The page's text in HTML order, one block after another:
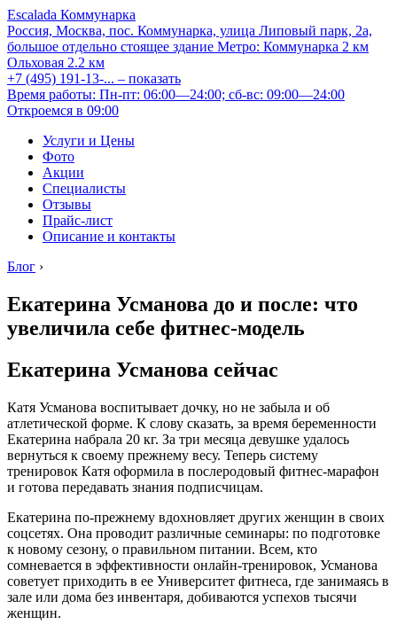
Escalada Коммунарка
Россия, Москва, пос. Коммунарка, улица Липовый парк, 2а,
большое отдельно стоящее здание Метро: Коммунарка 2 км
Ольховая 2.2 км
+7 (495) 191-13-... – показать
Время работы: Пн-пт: 06:00—24:00; сб-вс: 09:00—24:00
Откроемся в 09:00
Услуги и Цены
Фото
Акции
Специалисты
Отзывы
Прайс-лист
Описание и контакты
Блог ›
Екатерина Усманова до и после: что
увеличила себе фитнес-модель
Екатерина Усманова сейчас
Катя Усманова воспитывает дочку, но не забыла и об
атлетической форме. К слову сказать, за время беременности
Екатерина набрала 20 кг. За три месяца девушке удалось
вернуться к своему прежнему весу. Теперь систему
тренировок Катя оформила в послеродовый фитнес-марафон
и готова передавать знания подписчицам.
Екатерина по-прежнему вдохновляет других женщин в своих
соцсетях. Она проводит различные семинары: по подготовке
к новому сезону, о правильном питании. Всем, кто
сомневается в эффективности онлайн-тренировок, Усманова
советует приходить в ее Университет фитнеса, где занимаясь в
зале или дома без инвентаря, добиваются успехов тысячи
женщин.